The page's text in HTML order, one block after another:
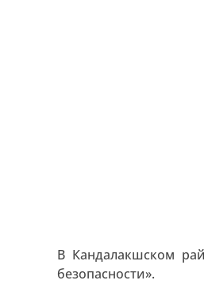
В Кандалакшском
безопасности».